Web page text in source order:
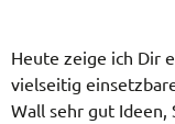
Heute zeige ich Dir
vielseitig
Wall sehr gut Ideen,